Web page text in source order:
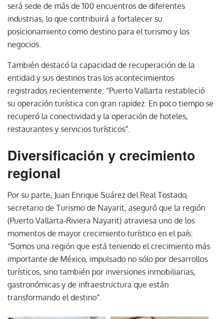
será sede de más de 100 encuentros de diferentes
industrias, lo que contribuirá a fortalecer su
posicionamiento como destino para el turismo y los
negocios.
También destacó la capacidad de recuperación de la
entidad y sus destinos tras los acontecimientos
registrados recientemente: “Puerto Vallarta restableció
su operación turística con gran rapidez. En poco tiempo se
recuperó la conectividad y la operación de hoteles,
restaurantes y servicios turísticos”.
Diversificación y crecimiento
regional
Por su parte, Juan Enrique Suárez del Real Tostado,
secretario de Turismo de Nayarit, aseguró que la región
(Puerto Vallarta-Riviera Nayarit) atraviesa uno de los
momentos de mayor crecimiento turístico en el país:
“Somos una región que está teniendo el crecimiento más
importante de México, impulsado no sólo por desarrollos
turísticos, sino también por inversiones inmobiliarias,
gastronómicas y de infraestructura que están
transformando el destino”.